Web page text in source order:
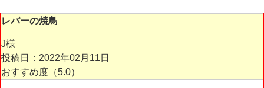
レバーの焼鳥
J様
投稿日：2022年02月11日
おすすめ度（5.0）